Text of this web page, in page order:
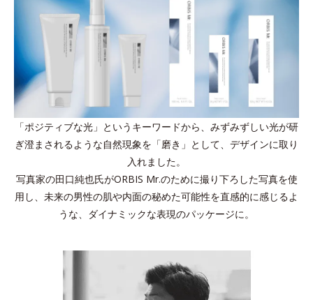
「ポジティブな光」というキーワードから、みずみずしい光が研
ぎ澄まされるような自然現象を「磨き」として、デザインに取り
入れました。
写真家の田口純也氏がORBIS Mr.のために撮り下ろした写真を使
用し、未来の男性の肌や内面の秘めた可能性を直感的に感じるよ
うな、ダイナミックな表現のパッケージに。